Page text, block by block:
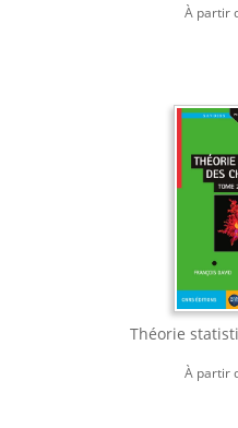
À partir
Théorie
À partir